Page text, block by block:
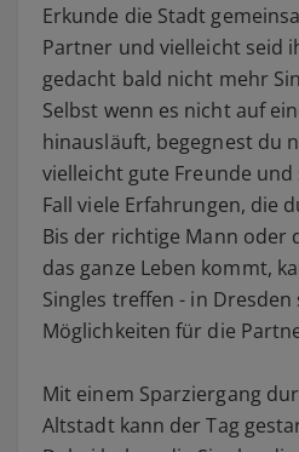
Erkunde die Stadt
Partner und vielleicht seid
gedacht bald nicht mehr
Selbst wenn es nicht auf
hinausläuft, begegnest du
vielleicht gute Freunde
Fall viele Erfahrungen, die
Bis der richtige Mann oder
das ganze Leben kommt,
Singles treffen - in
Möglichkeiten für die
Mit einem Sparziergang
Altstadt kann der Tag